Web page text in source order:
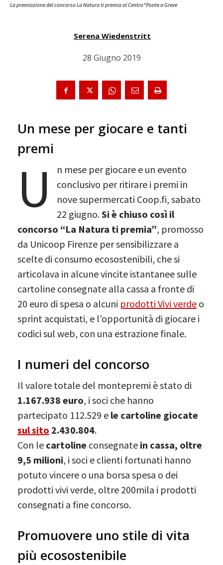
La premiazione del concorso La Natura ti premia al Centro*Ponte a Greve
Serena Wiedenstritt
28 Giugno 2019
Un mese per giocare e tanti
premi
U
n mese per giocare e un evento
conclusivo per ritirare i premi in
nove supermercati Coop.fi, sabato
22 giugno.Si è chiuso così il
concorso “La Natura ti premia”, promosso
da Unicoop Firenze per sensibilizzare a
scelte di consumo ecosostenibili, che si
articolava in alcune vincite istantanee sulle
cartoline consegnate alla cassa a fronte di
20 euro di spesa o alcuni prodotti Vivi verde o
sprint acquistati, e l’opportunità di giocare i
codici sul web, con una estrazione finale.
I numeri del concorso
Il valore totale del montepremi è stato di
1.167.938 euro, i soci che hanno
partecipato 112.529 e le cartoline giocate
sul sito 2.430.804.
Con le cartoline consegnate in cassa, oltre
9,5 milioni, i soci e clienti fortunati hanno
potuto vincere o una borsa spesa o dei
prodotti vivi verde, oltre 200mila i prodotti
consegnati a fine concorso.
Promuovere uno stile di vita
più ecosostenibile